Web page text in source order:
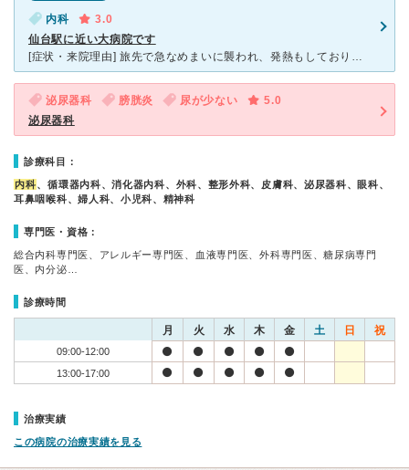
内科
3.0
仙台駅に近い大病院です
[症状・来院理由] 旅先で急なめまいに襲われ、発熱もしており、どうも普通ではない体調だったので、近場のこちらの病院を受診しました。大病院なら、総合診療をやっておられるので、もし内科でなくても他の科が
泌尿器科 膀胱炎 尿が少ない
5.0
泌尿器科
診療科目：
内科、循環器内科、消化器内科、外科、整形外科、皮膚科、泌尿器科、眼科、
耳鼻咽喉科、婦人科、小児科、精神科
専門医・資格：
総合内科専門医、アレルギー専門医、血液専門医、外科専門医、糖尿病専門
医、内分泌…
診療時間
月 火 水 木 金 土 日 祝
09:00-12:00
13:00-17:00
治療実績
この病院の治療実績を見る